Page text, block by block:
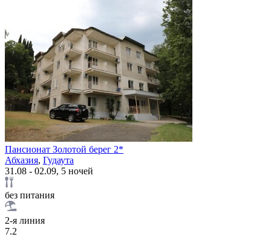
Пансионат Золотой берег 2*
Абхазия, Гудаута
31.08 - 02.09, 5 ночей
без питания
2-я линия
7.2